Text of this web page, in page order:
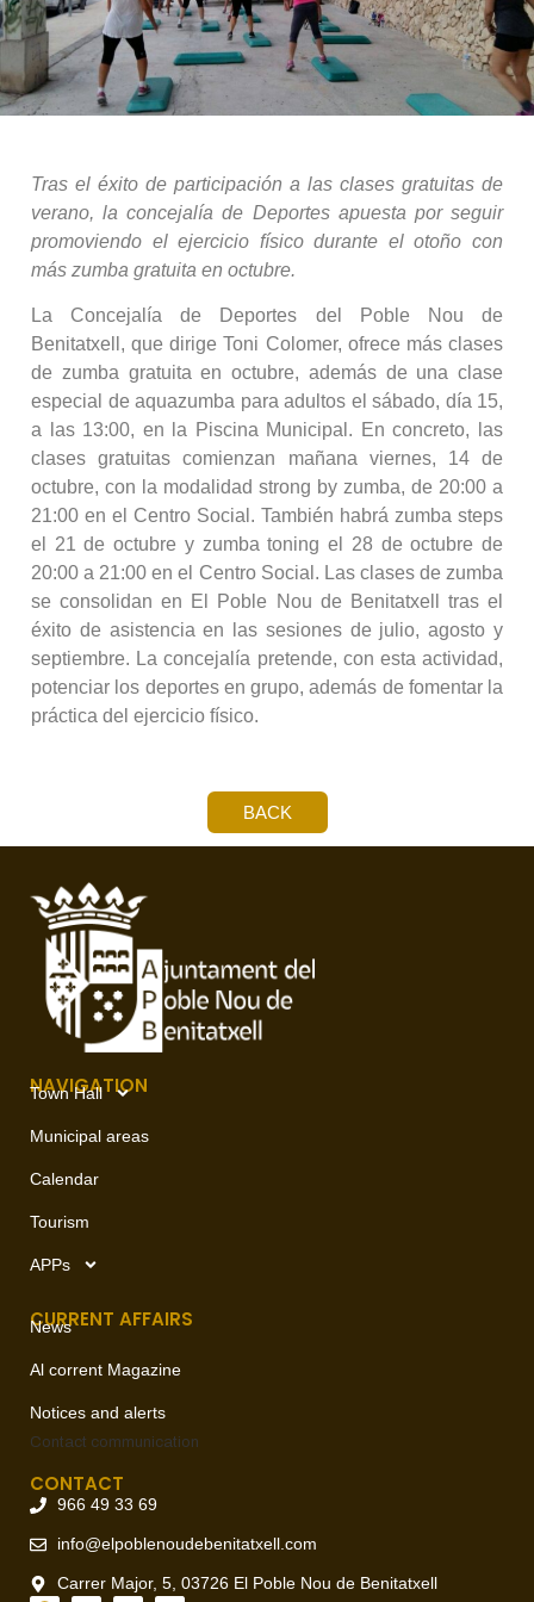
Tras el éxito de participación a las clases gratuitas de
verano, la concejalía de Deportes apuesta por seguir
promoviendo el ejercicio físico durante el otoño con
más zumba gratuita en octubre.
La Concejalía de Deportes del Poble Nou de
Benitatxell, que dirige Toni Colomer, ofrece más clases
de zumba gratuita en octubre, además de una clase
especial de aquazumba para adultos el sábado, día 15,
a las 13:00, en la Piscina Municipal. En concreto, las
clases gratuitas comienzan mañana viernes, 14 de
octubre, con la modalidad strong by zumba, de 20:00 a
21:00 en el Centro Social. También habrá zumba steps
el 21 de octubre y zumba toning el 28 de octubre de
20:00 a 21:00 en el Centro Social. Las clases de zumba
se consolidan en El Poble Nou de Benitatxell tras el
éxito de asistencia en las sesiones de julio, agosto y
septiembre. La concejalía pretende, con esta actividad,
potenciar los deportes en grupo, además de fomentar la
práctica del ejercicio físico.
BACK
NAVIGATION
Town Hall
Municipal areas
Calendar
Tourism
APPs
CURRENT AFFAIRS
News
Al corrent Magazine
Notices and alerts
Contact communication
CONTACT
966 49 33 69
info@elpoblenoudebenitatxell.com
Carrer Major, 5, 03726 El Poble Nou de Benitatxell